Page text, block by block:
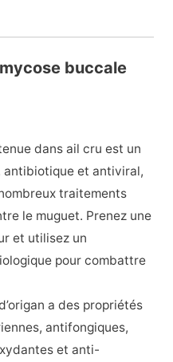
buccale
dans ail cru est un
antibiotique et antiviral,
traitements
le muguet. Prenez une
et utilisez un
pour combattre
a des propriétés
antifongiques,
et anti-